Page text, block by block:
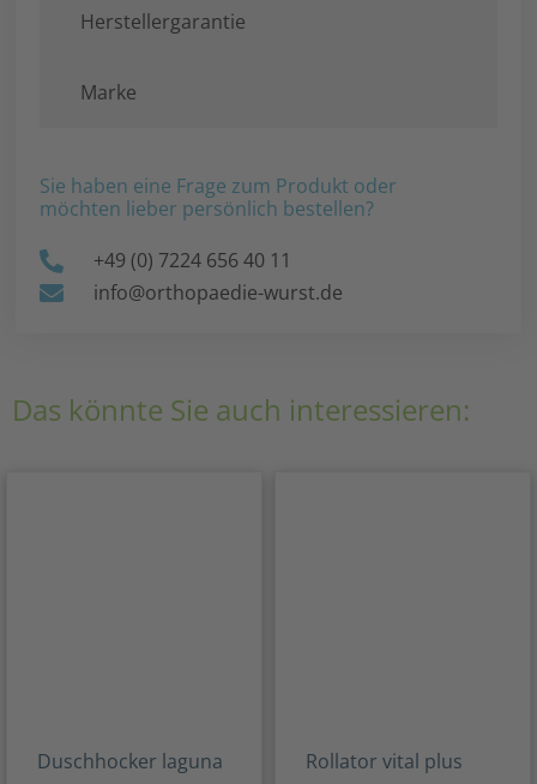
Herstellergarantie
Marke
Sie haben eine Frage zum Produkt oder
möchten lieber persönlich bestellen?
+49 (0) 7224 656 40 11
info@orthopaedie-wurst.de
Das könnte Sie auch interessieren:
Duschhocker laguna Rollator vital plus